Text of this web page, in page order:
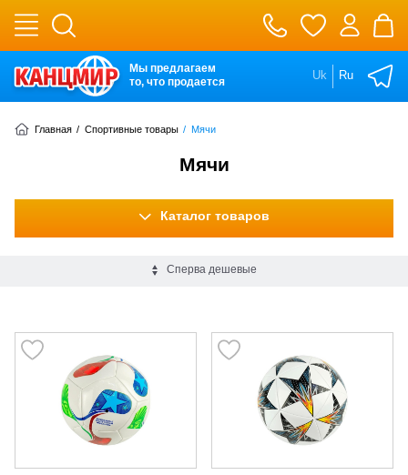
Мы предлагаем
то, что продается
Uk Ru
Главная / Спортивные товары / Мячи
Мячи
Каталог товаров
Сперва дешевые